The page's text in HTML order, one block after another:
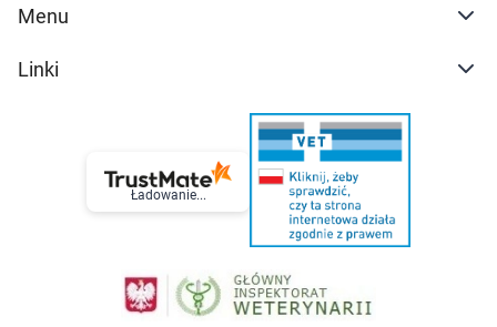
Menu
Linki
Ładowanie...